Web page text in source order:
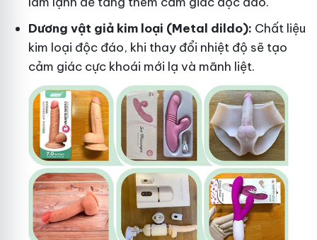
Dương vật giả kim loại (Metal dildo): Chất liệu
kim loại độc đáo, khi thay đổi nhiệt độ sẽ tạo
cảm giác cực khoái mới lạ và mãnh liệt.